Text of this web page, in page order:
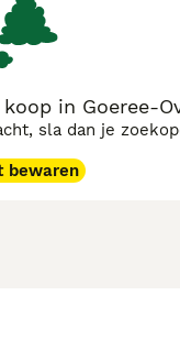
en minder
benadrukken
in Goeree-
sla dan je
bewaren